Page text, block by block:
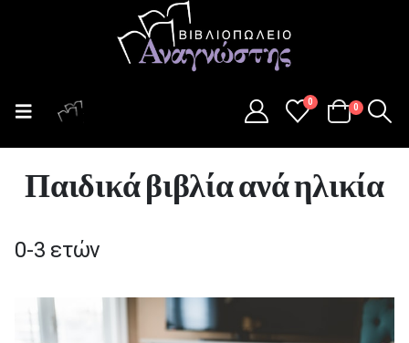
0
0
Παιδικά βιβλία ανά ηλικία
0-3 ετών